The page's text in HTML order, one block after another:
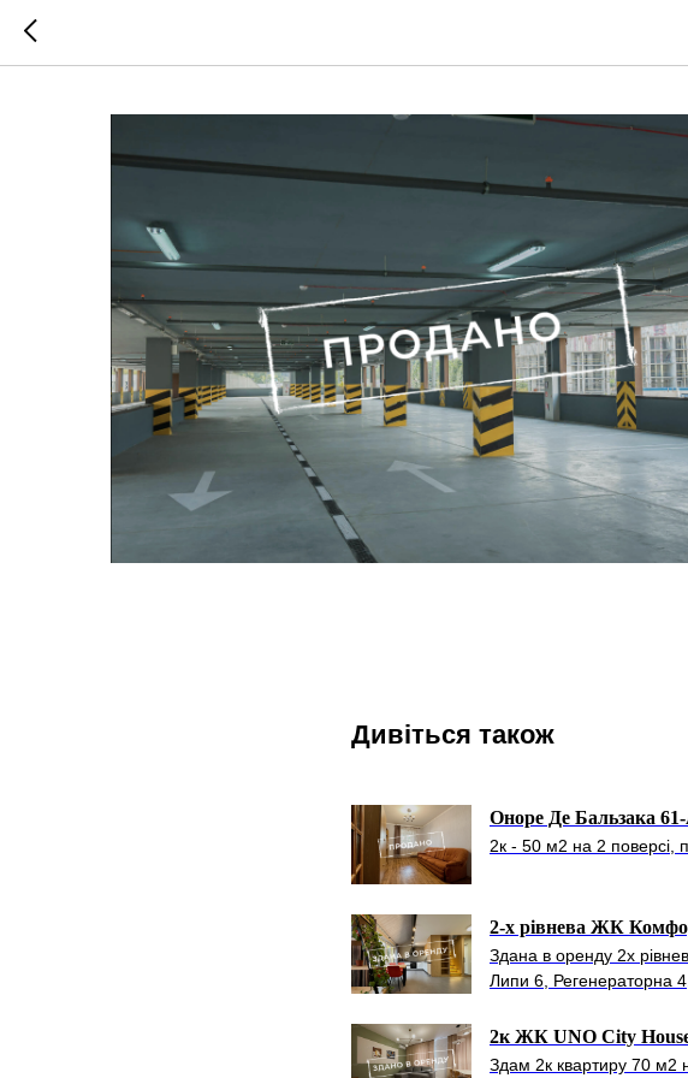
Дивіться також
Оноре Де Бальзака
2к - 50 м2 на 2
2-х рівнева ЖК
Здана в оренду 2х
Липи 6, Регенераторна
2к ЖК UNO City
Здам 2к квартиру 70 м2